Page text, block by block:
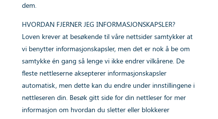
dem.
HVORDAN FJERNER JEG INFORMASJONSKAPSLER?
Loven krever at besøkende til våre nettsider samtykker at
vi benytter informasjonskapsler, men det er nok å be om
samtykke én gang så lenge vi ikke endrer vilkårene. De
fleste nettleserne aksepterer informasjonskapsler
automatisk, men dette kan du endre under innstillingene i
nettleseren din. Besøk gitt side for din nettleser for mer
informasjon om hvordan du sletter eller blokkerer